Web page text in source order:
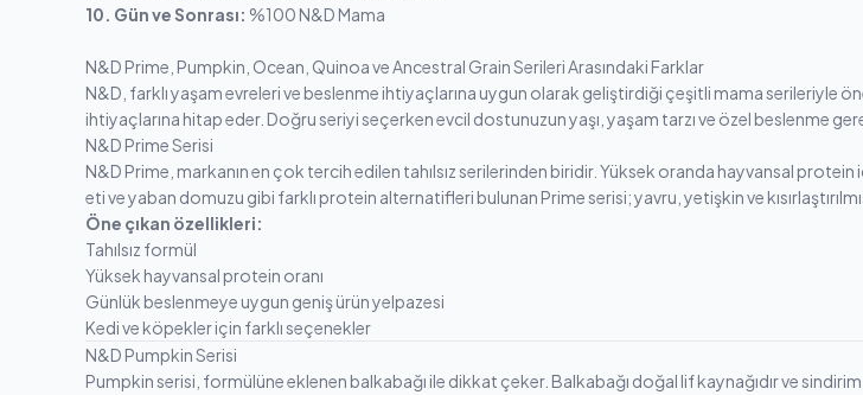
10. Gün ve Sonrası: %100 N&D Mama
N&D Prime, Pumpkin, Ocean, Quinoa ve Ancestral Grain Serileri Arasındaki Farklar
N&D, farklı yaşam evreleri ve beslenme ihtiyaçlarına uygun olarak geliştirdiği çeşitli mama serileriyle
ihtiyaçlarına hitap eder. Doğru seriyi seçerken evcil dostunuzun yaşı, yaşam tarzı ve özel beslenme
N&D Prime Serisi
N&D Prime, markanın en çok tercih edilen tahılsız serilerinden biridir. Yüksek oranda hayvansal
eti ve yaban domuzu gibi farklı protein alternatifleri bulunan Prime serisi; yavru, yetişkin ve
Öne çıkan özellikleri:
Tahılsız formül
Yüksek hayvansal protein oranı
Günlük beslenmeye uygun geniş ürün yelpazesi
Kedi ve köpekler için farklı seçenekler
N&D Pumpkin Serisi
Pumpkin serisi, formülüne eklenen balkabağı ile dikkat çeker. Balkabağı doğal lif kaynağıdır ve